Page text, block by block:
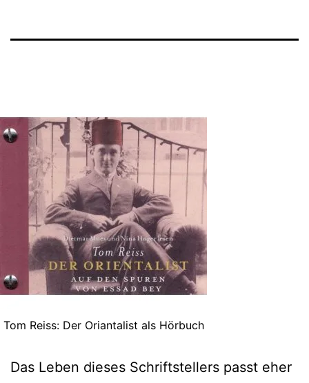
Tom Reiss: Der Oriantalist als Hörbuch
Das Leben dieses Schriftstellers passt eher